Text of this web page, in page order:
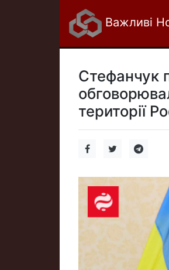
Важливі
Стефанчук
території